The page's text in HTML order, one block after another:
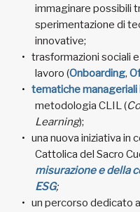
immaginare possibili
sperimentazione di
innovative;
trasformazioni sociali
lavoro (Onboarding,
tematiche manageriali
metodologia CLIL (
Learning);
una nuova iniziativa in
Cattolica del Sacro
misurazione e della
ESG;
un percorso dedicato